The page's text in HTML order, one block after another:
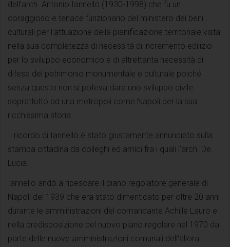
dell'arch. Antonio Iannello (1930-1998) che fu un
coraggioso e tenace funzionario del ministero dei beni
culturali per l'attuazione della pianificazione territoriale vista
nella sua completezza di necessità di incremento edilizio
per lo sviluppo economico e di altrettanta necessità di
difesa del patrimonio monumentale e culturale poiché
senza questo non si poteva dare uno sviluppo civile
soprattutto ad una metropoli come Napoli per la sua
ricchissima storia.
Il ricordo di Iannello è stato giustamente annunciato sulla
stampa cittadina da colleghi ed amici fra i quali l'arch. De
Lucia.
Iannello andò a ripescare il piano regolatore generale di
Napoli del 1939 che era stato dimenticato per oltre 20 anni
durante le amministrazioni del comandante Achille Lauro e
nella predisposizione del nuovo piano regolare nel 1970 da
parte delle nuove amministrazioni comunali dell'allora